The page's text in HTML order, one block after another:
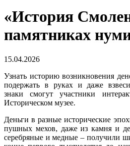
«История
памятниках
15.04.2026
Узнать историю возникновения
подержать в руках и даже
знаки смогут участники
Историческом музее.
Деньги в разные исторические
пушных мехов, даже из камня и
серебряные и медные – получили